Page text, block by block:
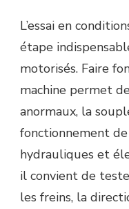
L’essai en
étape
motorisés. Faire
machine permet
anormaux, la
fonctionnement
hydrauliques et
il convient de
les freins, la